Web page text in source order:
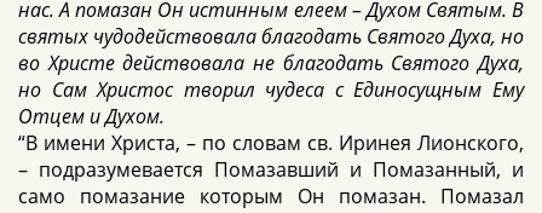
нас. А помазан Он истинным елеем – Духом Святым. В
святых чудодействовала благодать Святого Духа, но
во Христе действовала не благодать Святого Духа,
но Сам Христос творил чудеса с Единосущным Ему
Отцем и Духом.
“В имени Христа, – по словам св. Иринея Лионского,
– подразумевается Помазавший и Помазанный, и
само помазание которым Он помазан. Помазал